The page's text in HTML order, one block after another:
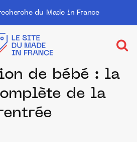
du Made in France
de bébé : la
de la